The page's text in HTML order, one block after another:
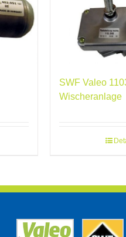
SWF Valeo
Wischeranlage